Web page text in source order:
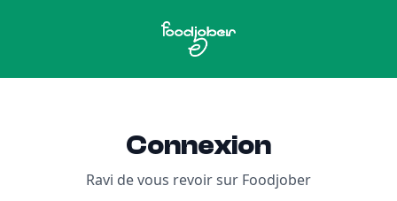
Connexion
Ravi de vous revoir sur Foodjober